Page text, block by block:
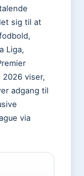
sig til at
Liga,
2026 viser,
adgang til
via